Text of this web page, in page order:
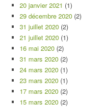
20 janvier 2021 (1)
29 décembre 2020 (2)
31 juillet 2020 (2)
21 juillet 2020 (1)
16 mai 2020 (2)
31 mars 2020 (2)
24 mars 2020 (1)
23 mars 2020 (1)
17 mars 2020 (2)
15 mars 2020 (2)